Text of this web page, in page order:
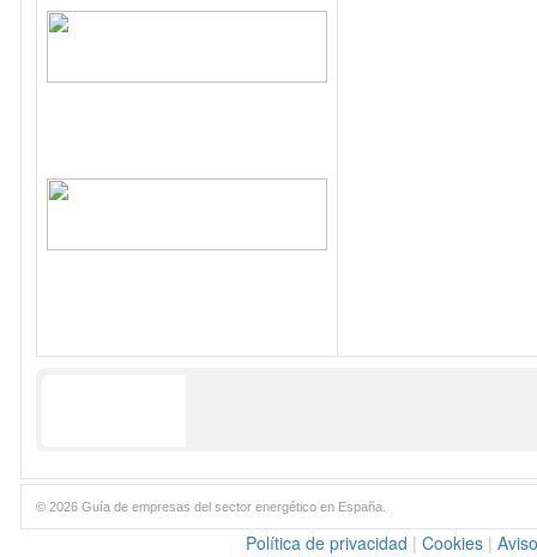
© 2026 Guía de empresas del sector energético en España.
Política de privacidad | Cookies |